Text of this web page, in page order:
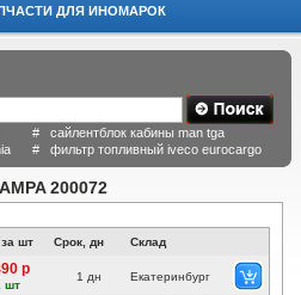
ДЛЯ ИНОМАРОК
# сайлентблок кабины man tga
# фильтр топливный iveco eurocargo
200072
шт Срок, дн Склад
р
шт
1 дн Екатеринбург